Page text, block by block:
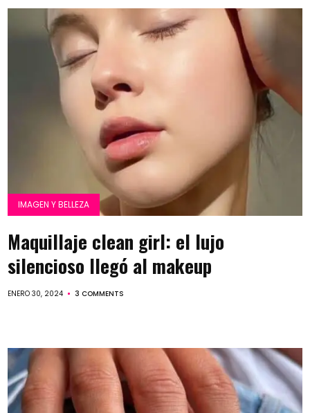
IMAGEN Y BELLEZA
Maquillaje clean girl: el lujo
silencioso llegó al makeup
ENERO 30, 2024 3 COMMENTS